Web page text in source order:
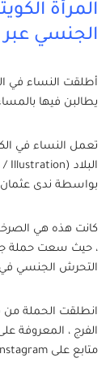
المرأة
الجنسي عبر
أطلقت النساء في
يطالبن فيها
تعمل النساء في
البلاد (Screengrab / Instagram / Illustration: محمد الأعصار)
بواسطة ندى عثمان
كانت هذه هي
، حيث سعت حملة
التحرش الجنسي في
انطلقت الحملة من
متابع على Instagram.